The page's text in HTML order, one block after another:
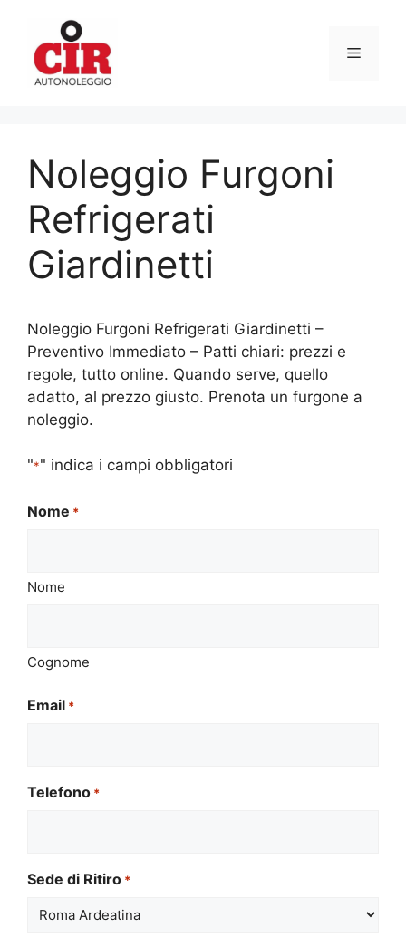
contenuto
Menu
Noleggio Furgoni
Refrigerati
Giardinetti
Noleggio Furgoni Refrigerati Giardinetti –
Preventivo Immediato – Patti chiari: prezzi e
regole, tutto online. Quando serve, quello
adatto, al prezzo giusto. Prenota un furgone a
noleggio.
"*" indica i campi obbligatori
Nome *
Nome
Cognome
Email *
Telefono *
Sede di Ritiro *